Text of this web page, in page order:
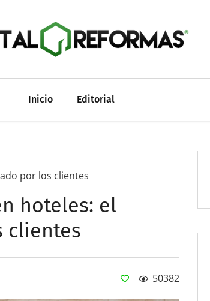
Inicio Editorial
por los clientes
hoteles: el
clientes
50382